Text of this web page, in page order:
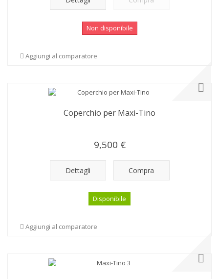
Non disponibile
Aggiungi al comparatore
Coperchio per Maxi-Tino
9,500 €
Dettagli Compra
Disponibile
Aggiungi al comparatore